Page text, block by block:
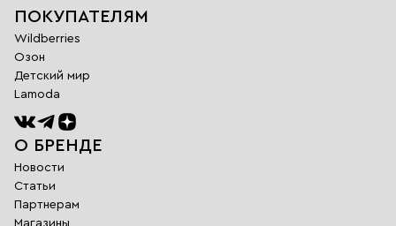
ПОКУПАТЕЛЯМ
Wildberries
Озон
Детский мир
Lamoda
О БРЕНДЕ
Новости
Статьи
Партнерам
Магазины